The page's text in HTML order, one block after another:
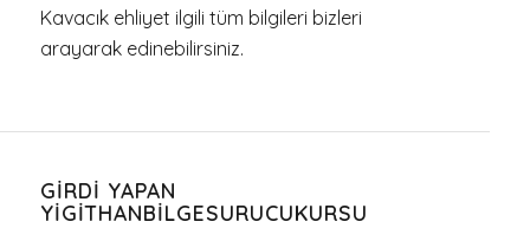
Kavacık ehliyet ilgili tüm bilgileri bizleri
arayarak edinebilirsiniz.
GIRDI YAPAN
YIGITHANBILGESURUCUKURSU